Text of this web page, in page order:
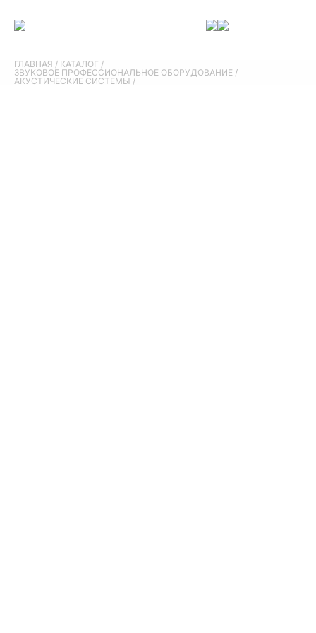
ГЛАВНАЯ / КАТАЛОГ /
ЗВУКОВОЕ ПРОФЕССИОНАЛЬНОЕ ОБОРУДОВАНИЕ /
АКУСТИЧЕСКИЕ СИСТЕМЫ /